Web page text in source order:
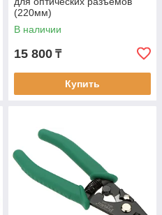
(220мм)
В наличии
15 800 ₸
Купить